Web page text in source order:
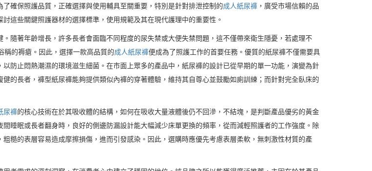
確保照護品質，正確選擇與使用輔具至關重要，特別是針對排泄控制的成人紙尿褲 ，廣受市場信賴的品
討這些關鍵照護器材的選擇標準，使用規範及其在現代護理中的重要性。
隨著年齡增長，許多長者會面臨不同程度的尿失禁或大便失禁問題，這不僅帶來衛生隱憂，若處理不
的褥瘡。因此，選擇一款高品質的成人紙尿褲便成為了照護工作的首要任務。優質的紙尿褲不僅需要具
防止悶熱潮濕的環境滋生細菌。在市面上眾多的產品中，紙尿褲的設計已從早期的單一功能，演變為針
的長者，褲型紙尿褲能夠提供類似內褲的穿著體驗，維持其自尊心並鼓勵如廁訓練；而針對完全臥床的
尿褲的核心技術在於其吸收體的結構，如何在吸收大量液體後仍不回滲，不結塊，是判斷產品優劣的黃金
睡眠或長者翻身時，良好的側邊防漏設計能大幅減少床單更換的頻率，從而減輕照護者的工作強度。除
糙的表層容易造成摩擦損傷，進而引發感染。因此，選購時應優先考慮表層柔軟，無刺激性材質的產